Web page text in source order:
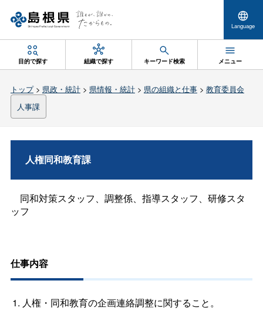
Language
目的で探す 組織で探す キーワード検索 メニュー
トップ> 県政・統計> 県情報・統計> 県の組織と仕事> 教育委員会
人事課
人権同和教育課
同和対策スタッフ、調整係、指導スタッフ、研修スタ
ッフ
仕事内容
人権・同和教育の企画連絡調整に関すること。